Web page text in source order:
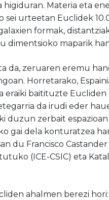
Materia eta
sei urteetan Euclidek
formak,
dimentsioko maparik
da, zeruaren eremu
Horretarako,
eraiki baitituzte
da irudi eder
duzun zerbaitespazioan
gai dela konturatzea
du Francisco
(ICE-CSIC) eta
ahalmen berezi